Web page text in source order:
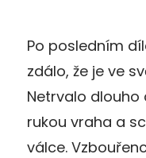
Po posledním
zdálo, že je ve
Netrvalo dlouho
rukou vraha a
válce.